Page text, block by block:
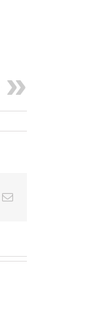
Email